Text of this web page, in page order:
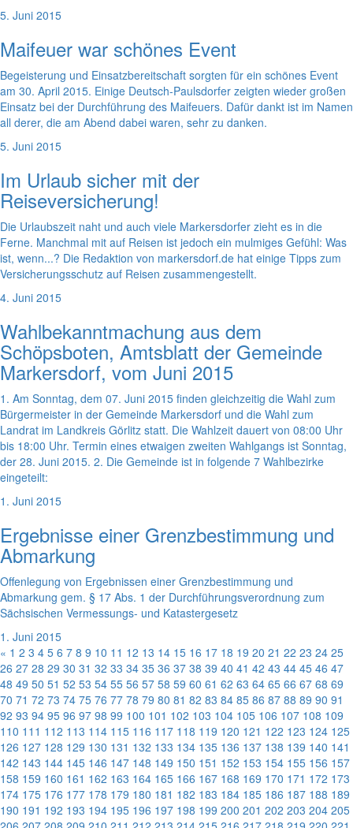
5. Juni 2015
Maifeuer war schönes Event
Begeisterung und Einsatzbereitschaft sorgten für ein schönes Event
am 30. April 2015. Einige Deutsch-Paulsdorfer zeigten wieder großen
Einsatz bei der Durchführung des Maifeuers. Dafür dankt ist im Namen
all derer, die am Abend dabei waren, sehr zu danken.
5. Juni 2015
Im Urlaub sicher mit der
Reiseversicherung!
Die Urlaubszeit naht und auch viele Markersdorfer zieht es in die
Ferne. Manchmal mit auf Reisen ist jedoch ein mulmiges Gefühl: Was
ist, wenn...? Die Redaktion von markersdorf.de hat einige Tipps zum
Versicherungsschutz auf Reisen zusammengestellt.
4. Juni 2015
Wahlbekanntmachung aus dem
Schöpsboten, Amtsblatt der Gemeinde
Markersdorf, vom Juni 2015
1. Am Sonntag, dem 07. Juni 2015 finden gleichzeitig die Wahl zum
Bürgermeister in der Gemeinde Markersdorf und die Wahl zum
Landrat im Landkreis Görlitz statt. Die Wahlzeit dauert von 08:00 Uhr
bis 18:00 Uhr. Termin eines etwaigen zweiten Wahlgangs ist Sonntag,
der 28. Juni 2015. 2. Die Gemeinde ist in folgende 7 Wahlbezirke
eingeteilt:
1. Juni 2015
Ergebnisse einer Grenzbestimmung und
Abmarkung
Offenlegung von Ergebnissen einer Grenzbestimmung und
Abmarkung gem. § 17 Abs. 1 der Durchführungsverordnung zum
Sächsischen Vermessungs- und Katastergesetz
1. Juni 2015
« 1 2 3 4 5 6 7 8 9 10 11 12 13 14 15 16 17 18 19 20 21 22 23 24 25
26 27 28 29 30 31 32 33 34 35 36 37 38 39 40 41 42 43 44 45 46 47
48 49 50 51 52 53 54 55 56 57 58 59 60 61 62 63 64 65 66 67 68 69
70 71 72 73 74 75 76 77 78 79 80 81 82 83 84 85 86 87 88 89 90 91
92 93 94 95 96 97 98 99 100 101 102 103 104 105 106 107 108 109
110 111 112 113 114 115 116 117 118 119 120 121 122 123 124 125
126 127 128 129 130 131 132 133 134 135 136 137 138 139 140 141
142 143 144 145 146 147 148 149 150 151 152 153 154 155 156 157
158 159 160 161 162 163 164 165 166 167 168 169 170 171 172 173
174 175 176 177 178 179 180 181 182 183 184 185 186 187 188 189
190 191 192 193 194 195 196 197 198 199 200 201 202 203 204 205